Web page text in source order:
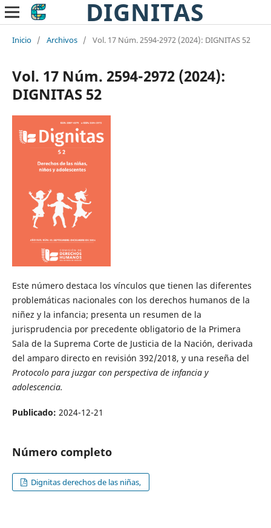
DIGNITAS
Inicio / Archivos / Vol. 17 Núm. 2594-2972 (2024): DIGNITAS 52
Vol. 17 Núm. 2594-2972 (2024):
DIGNITAS 52
Este número destaca los vínculos que tienen las diferentes
problemáticas nacionales con los derechos humanos de la
niñez y la infancia; presenta un resumen de la
jurisprudencia por precedente obligatorio de la Primera
Sala de la Suprema Corte de Justicia de la Nación, derivada
del amparo directo en revisión 392/2018, y una reseña del
Protocolo para juzgar con perspectiva de infancia y
adolescencia.
Publicado: 2024-12-21
Número completo
Dignitas derechos de las niñas,